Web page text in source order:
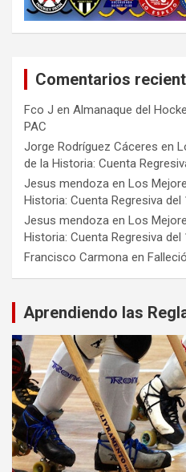
Comentarios
Fco J en Almanaque del
PAC
Jorge Rodríguez Cáceres en
de la Historia: Cuenta
Jesus mendoza en Los
Historia: Cuenta Regresiva del
Jesus mendoza en Los
Historia: Cuenta Regresiva del
Francisco Carmona en
Aprendiendo las